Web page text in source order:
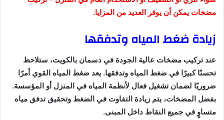
مضخات يمكن أن يوفر العديد من المزايا.
زيادة ضغط المياه وتدفقها
عند تركيب مضخات عالية الجودة في دسمان بالكويت، ستلاحظ
تحسنًا كبيرًا في ضغط المياه وتدفقها. يعد ضغط المياه القوي أمرًا
ضروريًا لضمان تشغيل فعال لأنظمة المياه في المنزل أو المؤسسة.
بفضل المضخات، يتم زيادة التفاوت في الضغط وتحقيق تدفق مياه
متساوٍ في جميع النقاط داخل المبنى.